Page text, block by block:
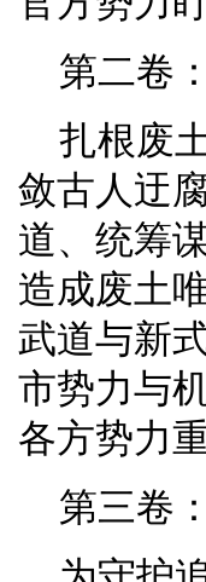
第二卷
扎根废
敛古人迂
道、统筹
造成废土
武道与新
市势力与
各方势力
第三卷